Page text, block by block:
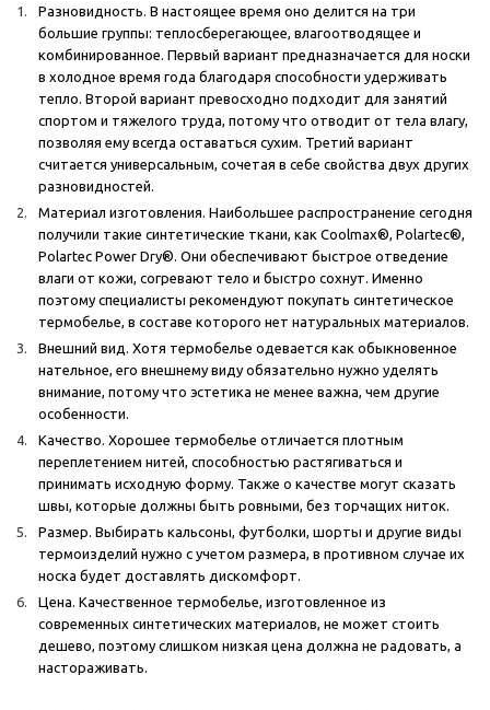
Разновидность. В настоящее время оно делится на три
большие группы: теплосберегающее, влагоотводящее и
комбинированное. Первый вариант предназначается для носки
в холодное время года благодаря способности удерживать
тепло. Второй вариант превосходно подходит для занятий
спортом и тяжелого труда, потому что отводит от тела влагу,
позволяя ему всегда оставаться сухим. Третий вариант
считается универсальным, сочетая в себе свойства двух других
разновидностей.
Материал изготовления. Наибольшее распространение сегодня
получили такие синтетические ткани, как Coolmax®, Polartec®,
Polartec Power Dry®. Они обеспечивают быстрое отведение
влаги от кожи, согревают тело и быстро сохнут. Именно
поэтому специалисты рекомендуют покупать синтетическое
термобелье, в составе которого нет натуральных материалов.
Внешний вид. Хотя термобелье одевается как обыкновенное
нательное, его внешнему виду обязательно нужно уделять
внимание, потому что эстетика не менее важна, чем другие
особенности.
Качество. Хорошее термобелье отличается плотным
переплетением нитей, способностью растягиваться и
принимать исходную форму. Также о качестве могут сказать
швы, которые должны быть ровными, без торчащих ниток.
Размер. Выбирать кальсоны, футболки, шорты и другие виды
термоизделий нужно с учетом размера, в противном случае их
носка будет доставлять дискомфорт.
Цена. Качественное термобелье, изготовленное из
современных синтетических материалов, не может стоить
дешево, поэтому слишком низкая цена должна не радовать, а
настораживать.